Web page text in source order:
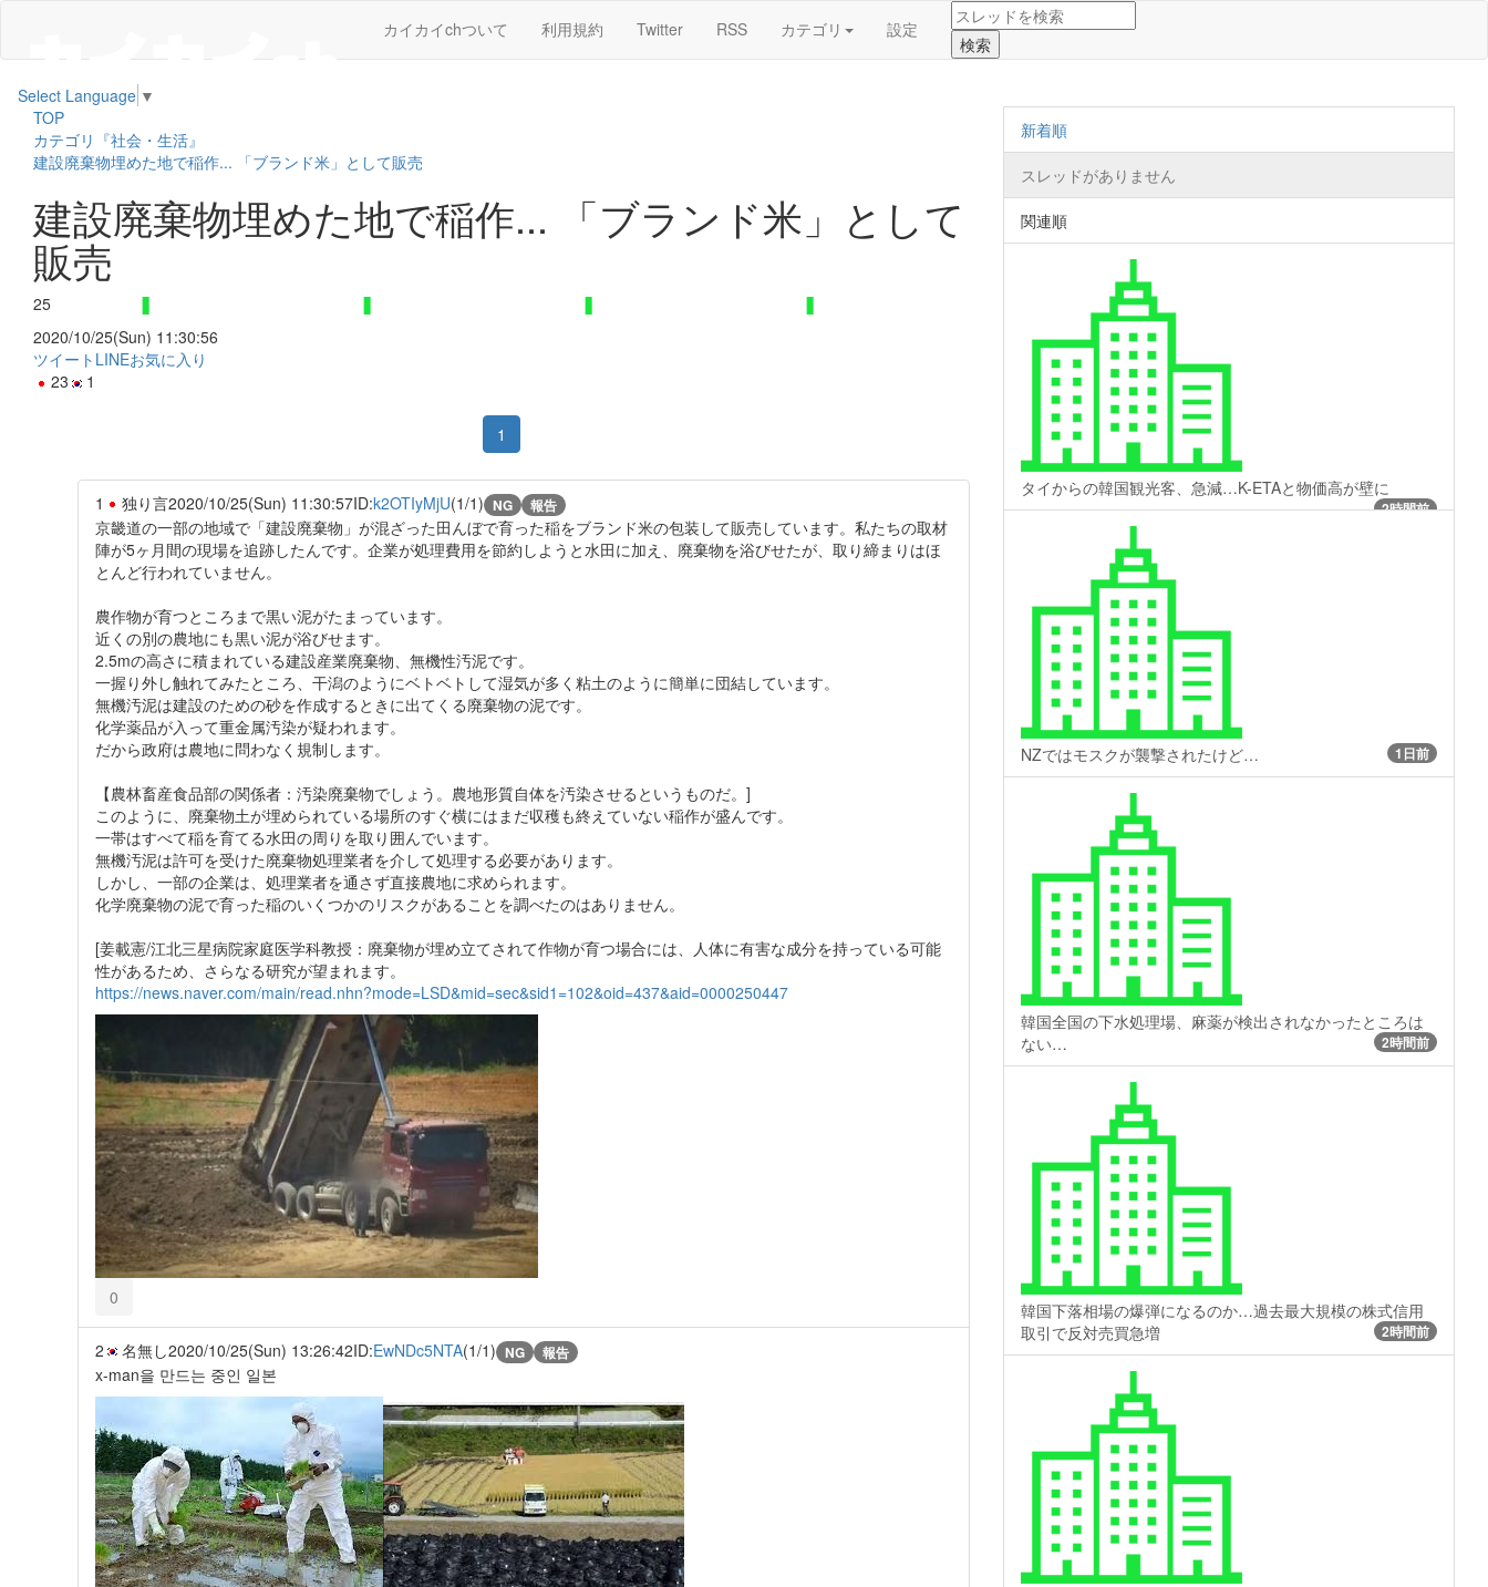
カイカイchついて 利用規約 Twitter RSS カテゴリ 設定
Select Language ▼
TOP
カテゴリ『社会・生活』
建設廃棄物埋めた地で稲作... 「ブランド米」として販売
建設廃棄物埋めた地で稲作... 「ブランド米」として
販売
25
2020/10/25(Sun) 11:30:56
ツイート LINEお気に入り
23
1
1
1 独り言2020/10/25(Sun) 11:30:57ID:k2OTIyMjU(1/1) NG 報告
京畿道の一部の地域で「建設廃棄物」が混ざった田んぼで育った稲をブランド米の包装して販売しています。私たちの取材
陣が5ヶ月間の現場を追跡したんです。企業が処理費用を節約しようと水田に加え、廃棄物を浴びせたが、取り締まりはほ
とんど行われていません。
農作物が育つところまで黒い泥がたまっています。
近くの別の農地にも黒い泥が浴びせます。
2.5mの高さに積まれている建設産業廃棄物、無機性汚泥です。
一握り外し触れてみたところ、干潟のようにベトベトして湿気が多く粘土のように簡単に団結しています。
無機汚泥は建設のための砂を作成するときに出てくる廃棄物の泥です。
化学薬品が入って重金属汚染が疑われます。
だから政府は農地に問わなく規制します。
【農林畜産食品部の関係者：汚染廃棄物でしょう。農地形質自体を汚染させるというものだ。]
このように、廃棄物土が埋められている場所のすぐ横にはまだ収穫も終えていない稲作が盛んです。
一帯はすべて稲を育てる水田の周りを取り囲んでいます。
無機汚泥は許可を受けた廃棄物処理業者を介して処理する必要があります。
しかし、一部の企業は、処理業者を通さず直接農地に求められます。
化学廃棄物の泥で育った稲のいくつかのリスクがあることを調べたのはありません。
[姜載憲/江北三星病院家庭医学科教授：廃棄物が埋め立てされて作物が育つ場合には、人体に有害な成分を持っている可能
性があるため、さらなる研究が望まれます。
https://news.naver.com/main/read.nhn?mode=LSD&mid=sec&sid1=102&oid=437&aid=0000250447
0
2 名無し2020/10/25(Sun) 13:26:42ID:EwNDc5NTA(1/1) NG 報告
x-man을 만드는 중인 일본
新着順
スレッドがありません
関連順
タイからの韓国観光客、急減…K-ETAと物価高が壁に
2時間前
NZではモスクが襲撃されたけど… 1日前
韓国全国の下水処理場、麻薬が検出されなかったところは
ない…
2時間前
韓国下落相場の爆弾になるのか…過去最大規模の株式信用
取引で反対売買急増
2時間前